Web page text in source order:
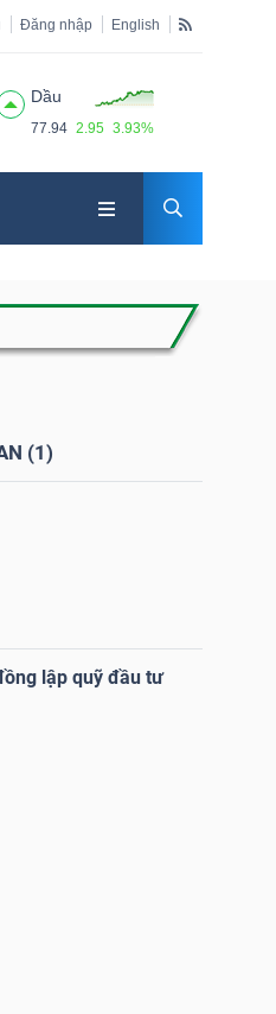
Đăng nhập English
Dầu
77.94 2.95 3.93%
(1)
lập quỹ đầu tư